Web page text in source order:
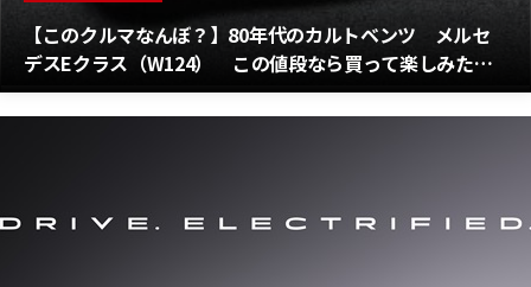
【このクルマなんぼ？】80年代のカルトベンツ メルセ
デスEクラス（W124） この値段なら買って楽しみたい
かもー